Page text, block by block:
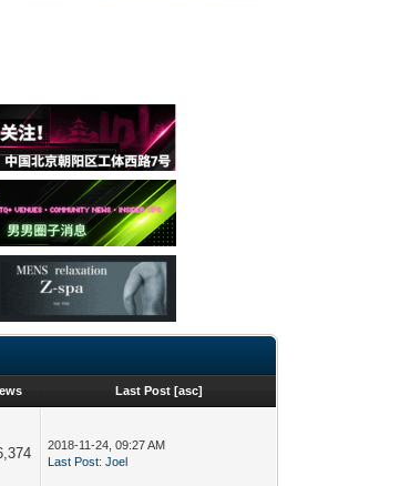
Last Post [asc]
2018-11-24, 09:27 AM
Last Post:Joel